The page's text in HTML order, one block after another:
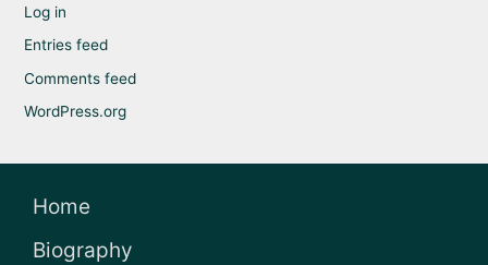
Log in
Entries feed
Comments feed
WordPress.org
Home
Biography